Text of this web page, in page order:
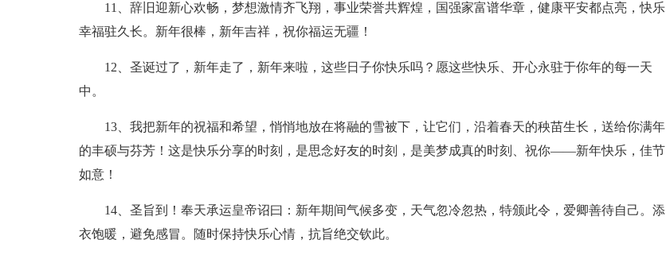
11、辞旧迎新心欢畅，梦想激情齐飞翔，事业荣誉共辉煌，国强家富谱华章，健康平安都点亮，快乐
幸福驻久长。新年很棒，新年吉祥，祝你福运无疆！
12、圣诞过了，新年走了，新年来啦，这些日子你快乐吗？愿这些快乐、开心永驻于你年的每一天
中。
13、我把新年的祝福和希望，悄悄地放在将融的雪被下，让它们，沿着春天的秧苗生长，送给你满年
的丰硕与芬芳！这是快乐分享的时刻，是思念好友的时刻，是美梦成真的时刻、祝你——新年快乐，佳节
如意！
14、圣旨到！奉天承运皇帝诏曰：新年期间气候多变，天气忽冷忽热，特颁此令，爱卿善待自己。添
衣饱暖，避免感冒。随时保持快乐心情，抗旨绝交钦此。